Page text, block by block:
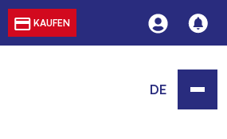
KAUFEN
DE